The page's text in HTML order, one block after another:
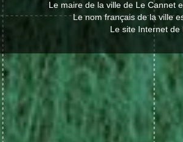
Le maire de la ville de Le Cannet
Le nom français de la ville
Le site Internet de